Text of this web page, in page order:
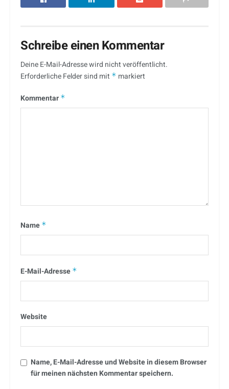
Schreibe einen Kommentar
Deine E-Mail-Adresse wird nicht veröffentlicht.
Erforderliche Felder sind mit * markiert
Kommentar *
Name *
E-Mail-Adresse *
Website
Name, E-Mail-Adresse und Website in diesem Browser
für meinen nächsten Kommentar speichern.